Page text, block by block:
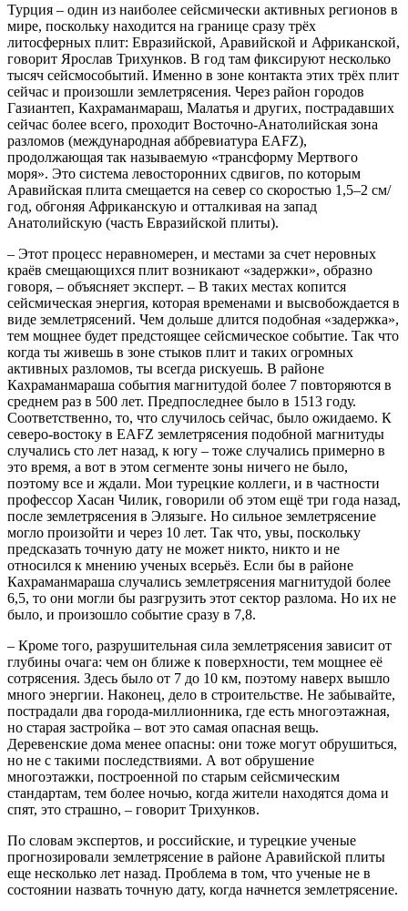
Турция – один из наиболее сейсмически активных регионов в
мире, поскольку находится на границе сразу трёх
литосферных плит: Евразийской, Аравийской и Африканской,
говорит Ярослав Трихунков. В год там фиксируют несколько
тысяч сейсмособытий. Именно в зоне контакта этих трёх плит
сейчас и произошли землетрясения. Через район городов
Газиантеп, Кахраманмараш, Малатья и других, пострадавших
сейчас более всего, проходит Восточно-Анатолийская зона
разломов (международная аббревиатура EAFZ),
продолжающая так называемую «трансформу Мертвого
моря». Это система левосторонних сдвигов, по которым
Аравийская плита смещается на север со скоростью 1,5–2 см/
год, обгоняя Африканскую и отталкивая на запад
Анатолийскую (часть Евразийской плиты).
– Этот процесс неравномерен, и местами за счет неровных
краёв смещающихся плит возникают «задержки», образно
говоря, – объясняет эксперт. – В таких местах копится
сейсмическая энергия, которая временами и высвобождается в
виде землетрясений. Чем дольше длится подобная «задержка»,
тем мощнее будет предстоящее сейсмическое событие. Так что
когда ты живешь в зоне стыков плит и таких огромных
активных разломов, ты всегда рискуешь. В районе
Кахраманмараша события магнитудой более 7 повторяются в
среднем раз в 500 лет. Предпоследнее было в 1513 году.
Соответственно, то, что случилось сейчас, было ожидаемо. К
северо-востоку в EAFZ землетрясения подобной магнитуды
случались сто лет назад, к югу – тоже случались примерно в
это время, а вот в этом сегменте зоны ничего не было,
поэтому все и ждали. Мои турецкие коллеги, и в частности
профессор Хасан Чилик, говорили об этом ещё три года назад,
после землетрясения в Элязыге. Но сильное землетрясение
могло произойти и через 10 лет. Так что, увы, поскольку
предсказать точную дату не может никто, никто и не
относился к мнению ученых всерьёз. Если бы в районе
Кахраманмараша случались землетрясения магнитудой более
6,5, то они могли бы разгрузить этот сектор разлома. Но их не
было, и произошло событие сразу в 7,8.
– Кроме того, разрушительная сила землетрясения зависит от
глубины очага: чем он ближе к поверхности, тем мощнее её
сотрясения. Здесь было от 7 до 10 км, поэтому наверх вышло
много энергии. Наконец, дело в строительстве. Не забывайте,
пострадали два города-миллионника, где есть многоэтажная,
но старая застройка – вот это самая опасная вещь.
Деревенские дома менее опасны: они тоже могут обрушиться,
но не с такими последствиями. А вот обрушение
многоэтажки, построенной по старым сейсмическим
стандартам, тем более ночью, когда жители находятся дома и
спят, это страшно, – говорит Трихунков.
По словам экспертов, и российские, и турецкие ученые
прогнозировали землетрясение в районе Аравийской плиты
еще несколько лет назад. Проблема в том, что ученые не в
состоянии назвать точную дату, когда начнется землетрясение.